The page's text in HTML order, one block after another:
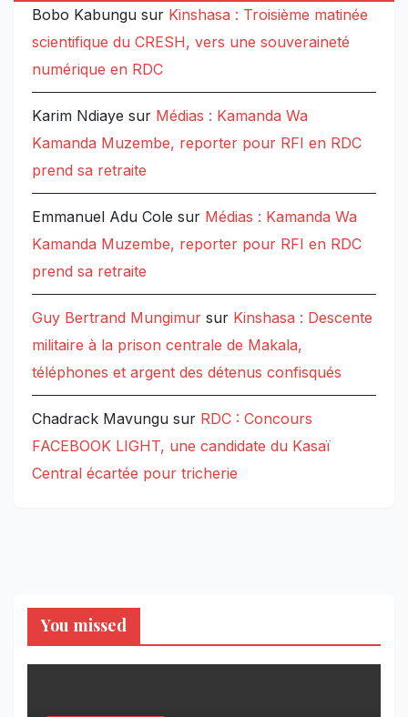
Bobo Kabungu sur Kinshasa : Troisième matinée
scientifique du CRESH, vers une souveraineté
numérique en RDC
Karim Ndiaye sur Médias : Kamanda Wa
Kamanda Muzembe, reporter pour RFI en RDC
prend sa retraite
Emmanuel Adu Cole sur Médias : Kamanda Wa
Kamanda Muzembe, reporter pour RFI en RDC
prend sa retraite
Guy Bertrand Mungimur sur Kinshasa : Descente
militaire à la prison centrale de Makala,
téléphones et argent des détenus confisqués
Chadrack Mavungu sur RDC : Concours
FACEBOOK LIGHT, une candidate du Kasaï
Central écartée pour tricherie
You missed